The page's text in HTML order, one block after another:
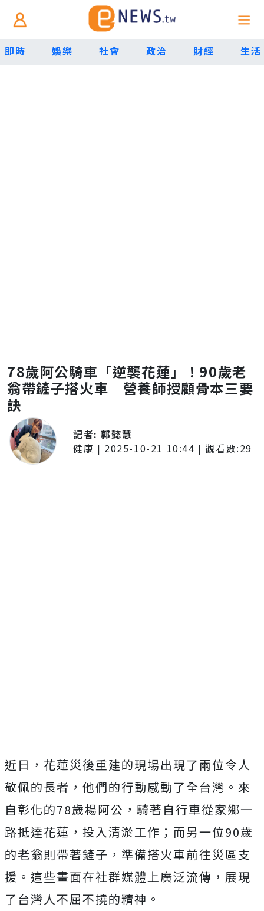
即時 娛樂 社會 政治 財經 生活
78歲阿公騎車「逆襲花蓮」！90歲老
翁帶鏟子搭火車 營養師授顧骨本三要
訣
記者:郭懿慧
健康 | 2025-10-21 10:44 | 觀看數:29
近日，花蓮災後重建的現場出現了兩位令人
敬佩的長者，他們的行動感動了全台灣。來
自彰化的78歲楊阿公，騎著自行車從家鄉一
路抵達花蓮，投入清淤工作；而另一位90歲
的老翁則帶著鏟子，準備搭火車前往災區支
援。這些畫面在社群媒體上廣泛流傳，展現
了台灣人不屈不撓的精神。